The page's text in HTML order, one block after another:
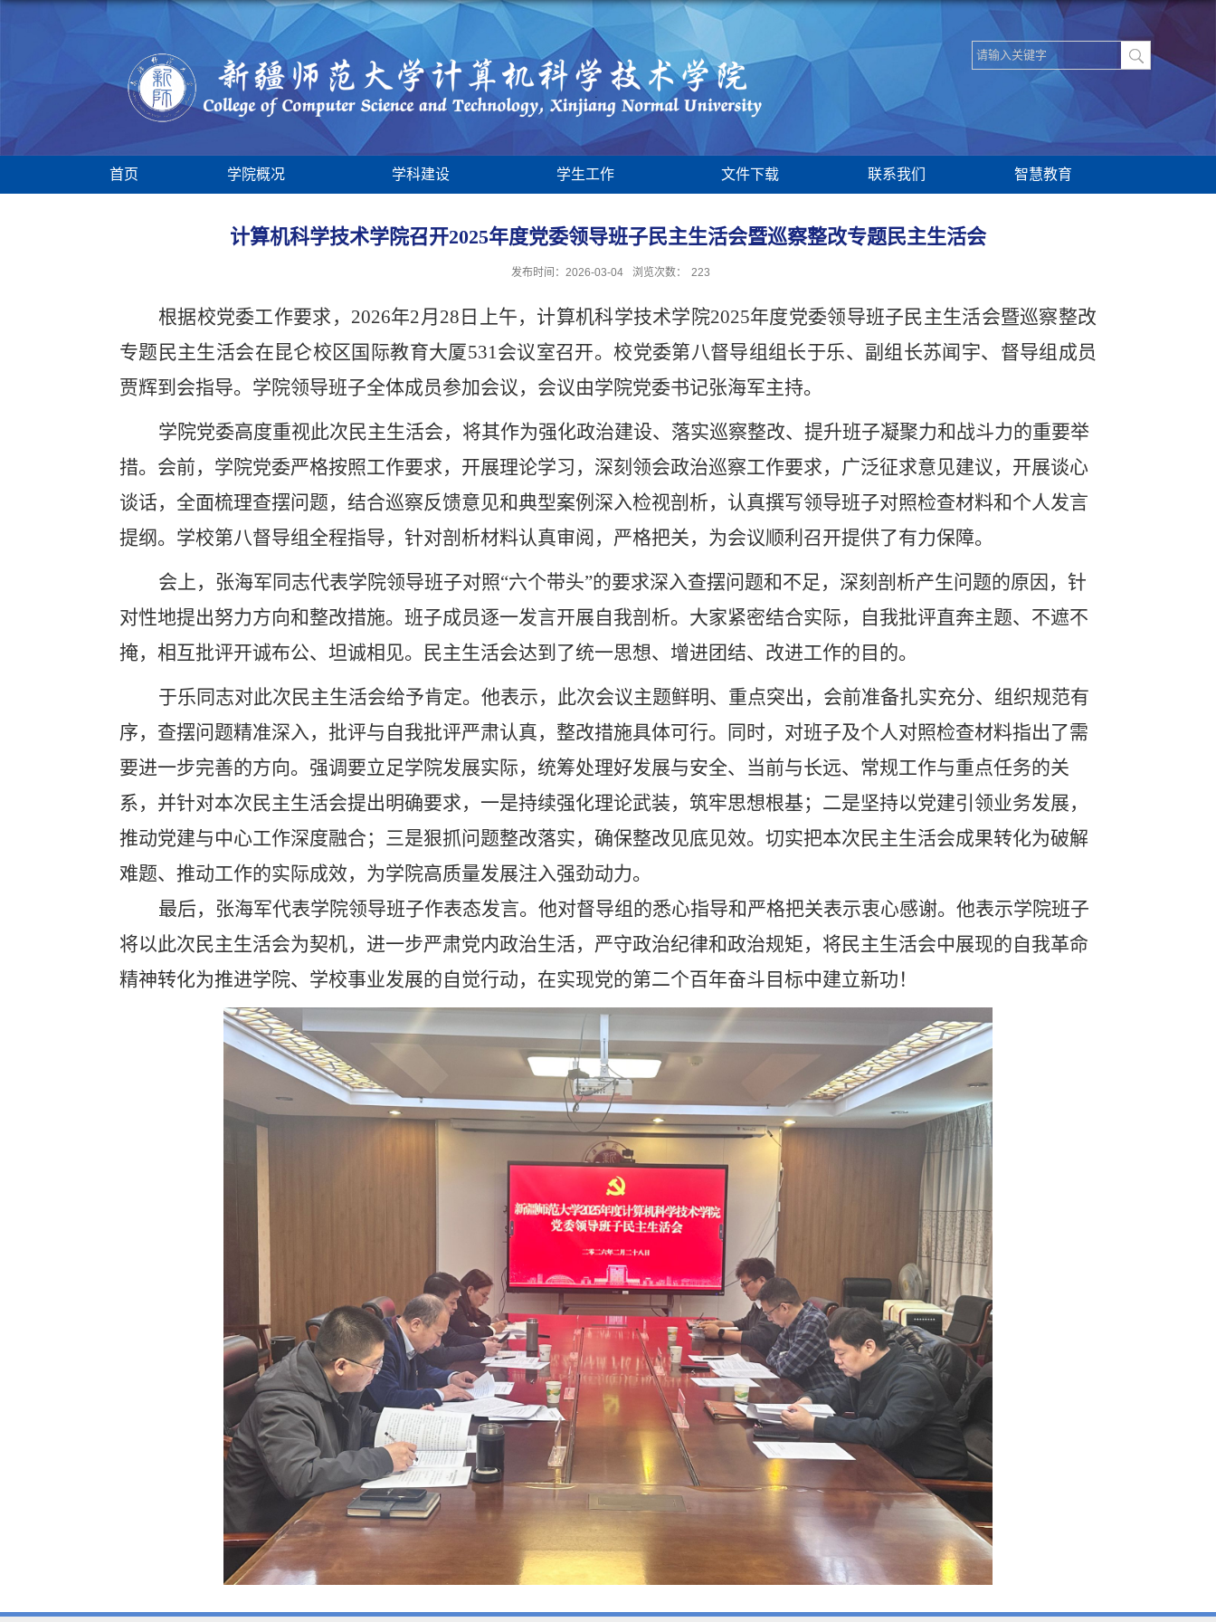
首页 学院概况 学科建设 学生工作 文件下载 联系我们 智慧教育
计算机科学技术学院召开2025年度党委领导班子民主生活会暨巡察整改专题民主生活会
发布时间：2026-03-04 浏览次数： 223
根据校党委工作要求， 2026年2月28日上午，计算机科学技术学院2025年度党委领导班子民主生活会暨巡察整改
专题民主生活会在昆仑校区国际教育大厦531会议室召开。校党委第八督导组组长于乐、 副组长苏闻宇、督导组成员
贾辉到会指导。学院领导班子全体成员参加会议，会议由学院党委书记张海军主持。
学院党委高度重视此次民主生活会，将其作为强化政治建设、落实巡察整改、提升班子凝聚力和战斗力的重要举
措。会前，学院党委严格按照工作要求，开展理论学习，深刻领会政治巡察工作要求，广泛征求意见建议，开展谈心
谈话，全面梳理查摆问题，结合巡察反馈意见和典型案例深入检视剖析，认真撰写领导班子对照检查材料和个人发言
提纲。学校第八督导组全程指导，针对剖析材料认真审阅，严格把关，为会议顺利召开提供了有力保障。
会上，张海军同志代表学院领导班子对照“六个带头”的要求深入查摆问题和不足，深刻剖析产生问题的原因，针
对性地提出努力方向和整改措施。 班子成员逐一发言开展自我剖析。大家紧密结合实际，自我批评直奔主题、不遮不
掩，相互批评开诚布公、坦诚相见。民主生活会达到了统一思想、增进团结、改进工作的目的。
于乐同志对此次民主生活会给予肯定。他表示，此次会议主题鲜明、重点突出，会前准备扎实充分、组织规范有
序，查摆问题精准深入，批评与自我批评严肃认真，整改措施具体可行。同时，对班子及个人对照检查材料指出了需
要进一步完善的方向。强调要立足学院发展实际，统筹处理好发展与安全、当前与长远、常规工作与重点任务的关
系，并针对本次民主生活会提出明确要求，一是持续强化理论武装，筑牢思想根基；二是坚持以党建引领业务发展，
推动党建与中心工作深度融合；三是狠抓问题整改落实，确保整改见底见效。切实把本次民主生活会成果转化为破解
难题、推动工作的实际成效，为学院高质量发展注入强劲动力。
最后，张海军代表学院领导班子作表态发言。他对督导组的悉心指导和严格把关表示衷心感谢。他表示学院班子
将以此次民主生活会为契机， 进一步严肃党内政治生活，严守政治纪律和政治规矩，将民主生活会中展现的自我革命
精神转化为推进学院、 学校事业发展的自觉行动， 在实现党的第二个百年奋斗目标中建立新功！